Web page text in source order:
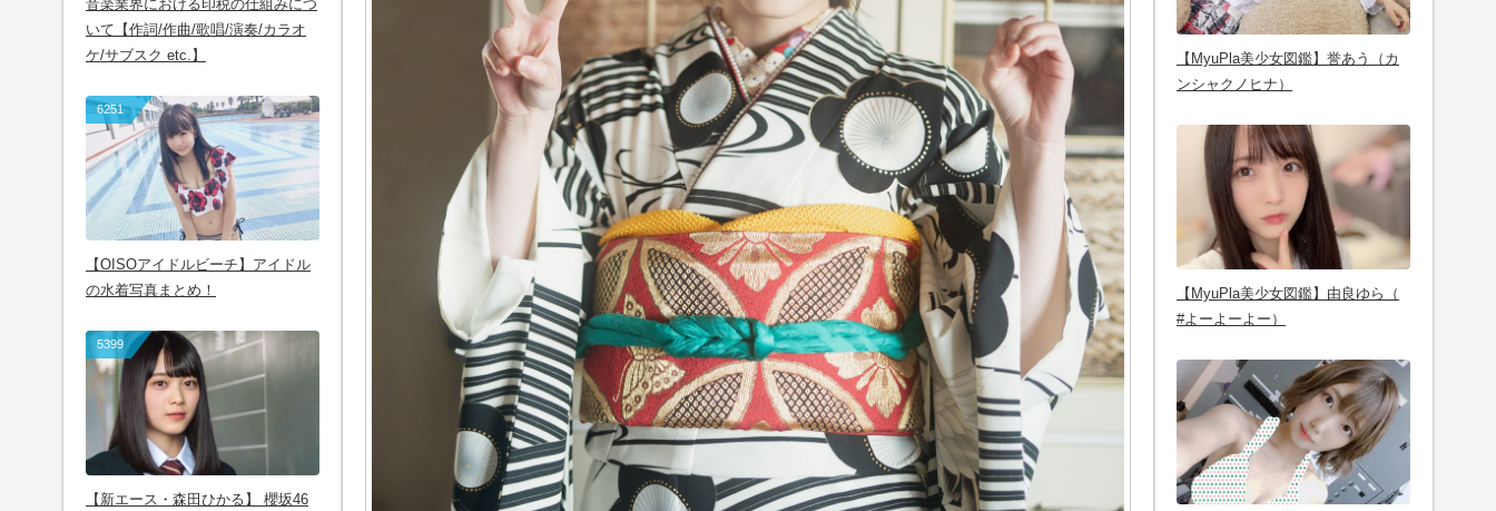
音楽業界における印税の仕組みにつ
いて【作詞/作曲/歌唱/演奏/カラオ
ケ/サブスク etc.】
6251
【OISOアイドルビーチ】アイドル
の水着写真まとめ！
5399
【新エース・森田ひかる】 櫻坂46
【MyuPla美少女図鑑】誉あう（カ
ンシャクノヒナ）
【MyuPla美少女図鑑】由良ゆら（
#よーよーよー）